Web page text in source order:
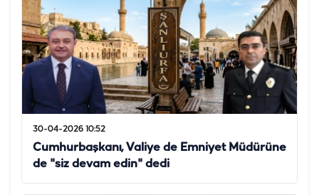
30-04-2026 10:52
Cumhurbaşkanı, Valiye de Emniyet Müdürüne
de "siz devam edin" dedi